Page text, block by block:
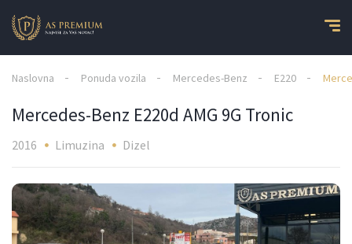
Naslovna Ponuda vozila Mercedes-Benz E220
Mercedes-Benz E220d AMG 9G Tronic
2016 Limuzina Dizel